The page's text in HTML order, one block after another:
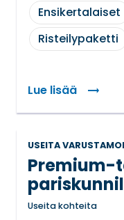
Ensikertalaiset
Risteilypaketti
Lue lisää
USEITA
Premium-
Useita kohteita